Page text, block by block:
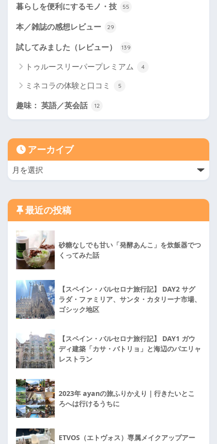
暮らしを便利にするモノ・技 55
本／雑誌の感想レビュー 29
試してみました（レビュー） 139
トゥルースリーパープレミアム 4
ミネコラの体験と口コミ 5
趣味： 英語／英会話 12
アーカイブ
最近の投稿
砂糖なしでも甘い「発酵あんこ」を炊飯器でつ
くってみた話
【スペイン・バルセロナ旅行記】 DAY2 サグ
ラダ・ファミリア、サンタ・カタリーナ市場、
ゴシック地区
【スペイン・バルセロナ旅行記】 DAY1 ガウ
ディ建築「カサ・バトリョ」と海辺のパエリャ
レストラン
2023年 ayanの旅ふりかえり｜行きたいとこ
ろへは行けるうちに
ETVOS（エトヴォス）専属メイクアップアー